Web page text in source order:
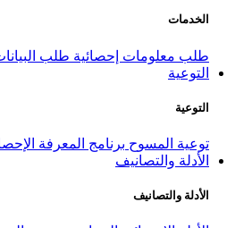
الخدمات
طلب معلومات إحصائية طلب
التوعية
التوعية
توعية المسوح برنامج المعرفة
الأدلة والتصانيف
الأدلة والتصانيف